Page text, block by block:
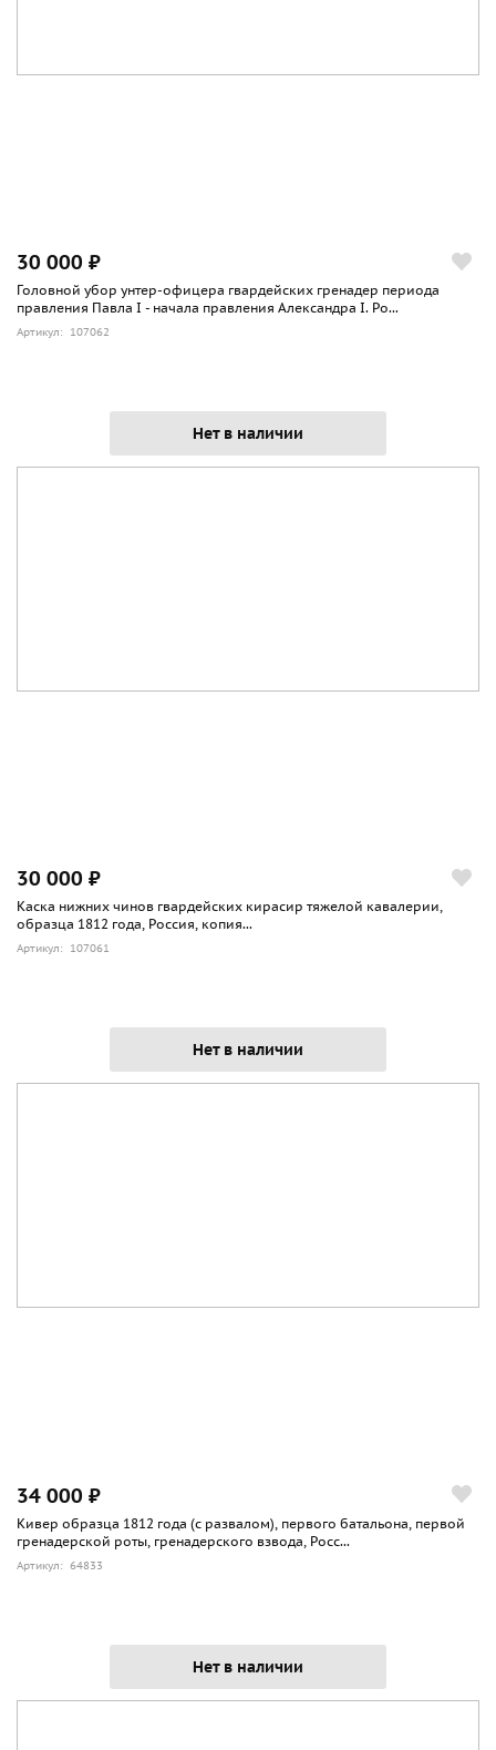
30 000 ₽
Головной убор унтер-офицера гвардейских гренадер периода
правления Павла I - начала правления Александра I. Ро...
Артикул: 107062
Нет в наличии
30 000 ₽
Каска нижних чинов гвардейских кирасир тяжелой кавалерии,
образца 1812 года, Россия, копия...
Артикул: 107061
Нет в наличии
34 000 ₽
Кивер образца 1812 года (с развалом), первого батальона, первой
гренадерской роты, гренадерского взвода, Росс...
Артикул: 64833
Нет в наличии